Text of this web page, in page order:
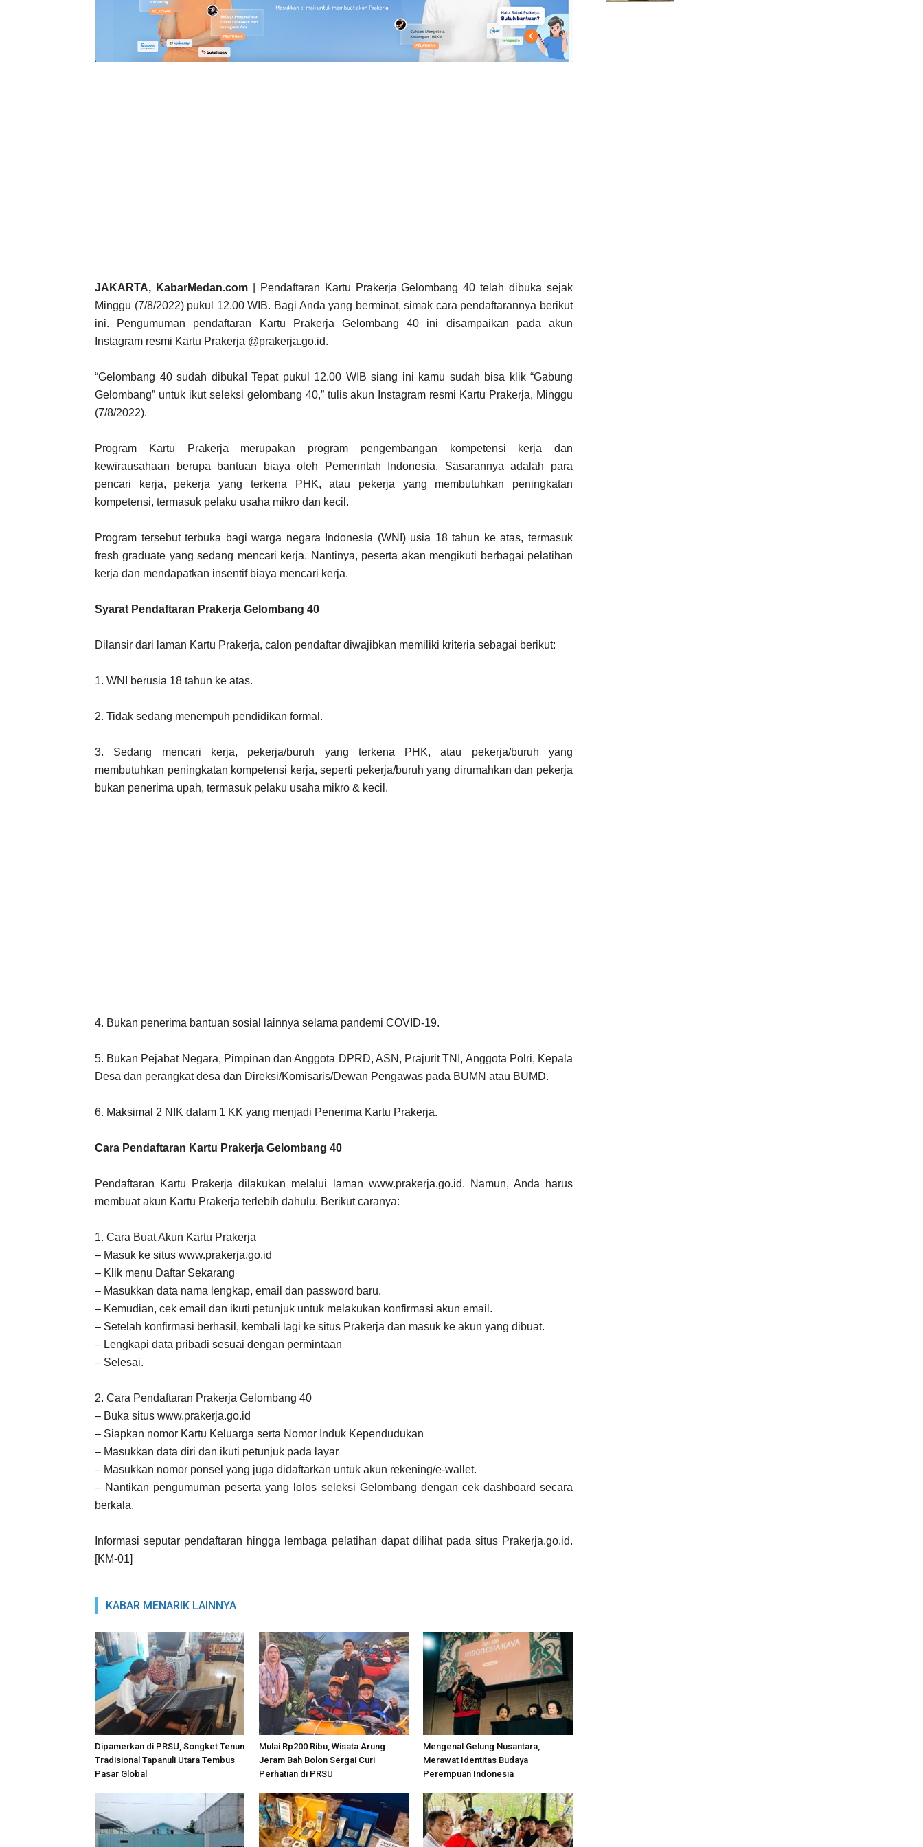
JAKARTA, KabarMedan.com| Pendaftaran Kartu Prakerja Gelombang 40 telah dibuka sejak
Minggu (7/8/2022) pukul 12.00 WIB. Bagi Anda yang berminat, simak cara pendaftarannya berikut
ini. Pengumuman pendaftaran Kartu Prakerja Gelombang 40 ini disampaikan pada akun
Instagram resmi Kartu Prakerja @prakerja.go.id.
“Gelombang 40 sudah dibuka! Tepat pukul 12.00 WIB siang ini kamu sudah bisa klik “Gabung
Gelombang” untuk ikut seleksi gelombang 40,” tulis akun Instagram resmi Kartu Prakerja, Minggu
(7/8/2022).
Program Kartu Prakerja merupakan program pengembangan kompetensi kerja dan
kewirausahaan berupa bantuan biaya oleh Pemerintah Indonesia. Sasarannya adalah para
pencari kerja, pekerja yang terkena PHK, atau pekerja yang membutuhkan peningkatan
kompetensi, termasuk pelaku usaha mikro dan kecil.
Program tersebut terbuka bagi warga negara Indonesia (WNI) usia 18 tahun ke atas, termasuk
fresh graduate yang sedang mencari kerja. Nantinya, peserta akan mengikuti berbagai pelatihan
kerja dan mendapatkan insentif biaya mencari kerja.
Syarat Pendaftaran Prakerja Gelombang 40
Dilansir dari laman Kartu Prakerja, calon pendaftar diwajibkan memiliki kriteria sebagai berikut:
1. WNI berusia 18 tahun ke atas.
2. Tidak sedang menempuh pendidikan formal.
3. Sedang mencari kerja, pekerja/buruh yang terkena PHK, atau pekerja/buruh yang
membutuhkan peningkatan kompetensi kerja, seperti pekerja/buruh yang dirumahkan dan pekerja
bukan penerima upah, termasuk pelaku usaha mikro & kecil.
4. Bukan penerima bantuan sosial lainnya selama pandemi COVID-19.
5. Bukan Pejabat Negara, Pimpinan dan Anggota DPRD, ASN, Prajurit TNI, Anggota Polri, Kepala
Desa dan perangkat desa dan Direksi/Komisaris/Dewan Pengawas pada BUMN atau BUMD.
6. Maksimal 2 NIK dalam 1 KK yang menjadi Penerima Kartu Prakerja.
Cara Pendaftaran Kartu Prakerja Gelombang 40
Pendaftaran Kartu Prakerja dilakukan melalui laman www.prakerja.go.id. Namun, Anda harus
membuat akun Kartu Prakerja terlebih dahulu. Berikut caranya:
1. Cara Buat Akun Kartu Prakerja
– Masuk ke situs www.prakerja.go.id
– Klik menu Daftar Sekarang
– Masukkan data nama lengkap, email dan password baru.
– Kemudian, cek email dan ikuti petunjuk untuk melakukan konfirmasi akun email.
– Setelah konfirmasi berhasil, kembali lagi ke situs Prakerja dan masuk ke akun yang dibuat.
– Lengkapi data pribadi sesuai dengan permintaan
– Selesai.
2. Cara Pendaftaran Prakerja Gelombang 40
– Buka situs www.prakerja.go.id
– Siapkan nomor Kartu Keluarga serta Nomor Induk Kependudukan
– Masukkan data diri dan ikuti petunjuk pada layar
– Masukkan nomor ponsel yang juga didaftarkan untuk akun rekening/e-wallet.
– Nantikan pengumuman peserta yang lolos seleksi Gelombang dengan cek dashboard secara
berkala.
Informasi seputar pendaftaran hingga lembaga pelatihan dapat dilihat pada situs Prakerja.go.id.
[KM-01]
KABAR MENARIK LAINNYA
Dipamerkan di PRSU, Songket Tenun
Tradisional Tapanuli Utara Tembus
Pasar Global
Mulai Rp200 Ribu, Wisata Arung
Jeram Bah Bolon Sergai Curi
Perhatian di PRSU
Mengenal Gelung Nusantara,
Merawat Identitas Budaya
Perempuan Indonesia